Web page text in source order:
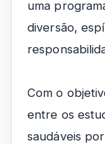
uma
diversão,
Com o
entre os
saudáveis